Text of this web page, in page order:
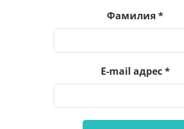
Фамилия*
E-mail адрес*